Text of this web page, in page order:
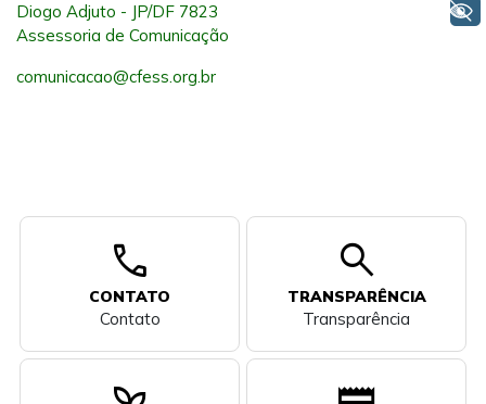
Diogo Adjuto - JP/DF 7823
Assessoria de Comunicação
comunicacao@cfess.org.br
call
CONTATO
Contato
search
TRANSPARÊNCIA
Transparência